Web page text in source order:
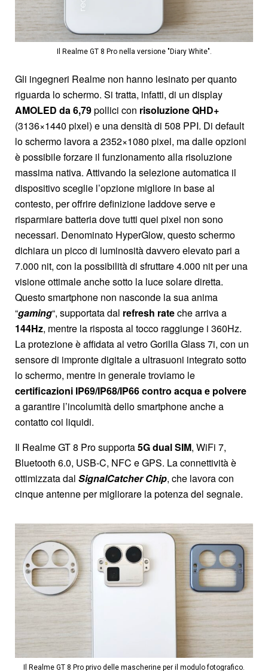
Il Realme GT 8 Pro nella versione "Diary White".
Gli ingegneri Realme non hanno lesinato per quanto
riguarda lo schermo. Si tratta, infatti, di un display
AMOLED da 6,79pollici con risoluzione QHD+
(3136×1440 pixel) e una densità di 508 PPI. Di default
lo schermo lavora a 2352×1080 pixel, ma dalle opzioni
è possibile forzare il funzionamento alla risoluzione
massima nativa. Attivando la selezione automatica il
dispositivo sceglie l’opzione migliore in base al
contesto, per offrire definizione laddove serve e
risparmiare batteria dove tutti quei pixel non sono
necessari. Denominato HyperGlow, questo schermo
dichiara un picco di luminosità davvero elevato pari a
7.000 nit, con la possibilità di sfruttare 4.000 nit per una
visione ottimale anche sotto la luce solare diretta.
Questo smartphone non nasconde la sua anima
“gaming“, supportata dal refresh rateche arriva a
144Hz, mentre la risposta al tocco raggiunge i 360Hz.
La protezione è affidata al vetro Gorilla Glass 7i, con un
sensore di impronte digitale a ultrasuoni integrato sotto
lo schermo, mentre in generale troviamo le
certificazioni IP69/IP68/IP66 contro acqua e polvere
a garantire l’incolumità dello smartphone anche a
contatto coi liquidi.
Il Realme GT 8 Pro supporta5G dual SIM, WiFi 7,
Bluetooth 6.0, USB-C, NFC e GPS. La connettività è
ottimizzata dal SignalCatcher Chip, che lavora con
cinque antenne per migliorare la potenza del segnale.
Il Realme GT 8 Pro privo delle mascherine per il modulo fotografico.